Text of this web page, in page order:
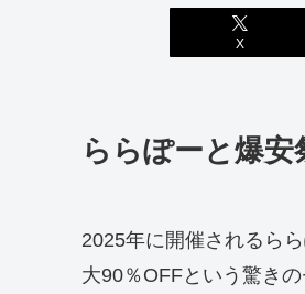
X
ららぽーと爆
2025年に開催されるら
大90％OFFという驚き